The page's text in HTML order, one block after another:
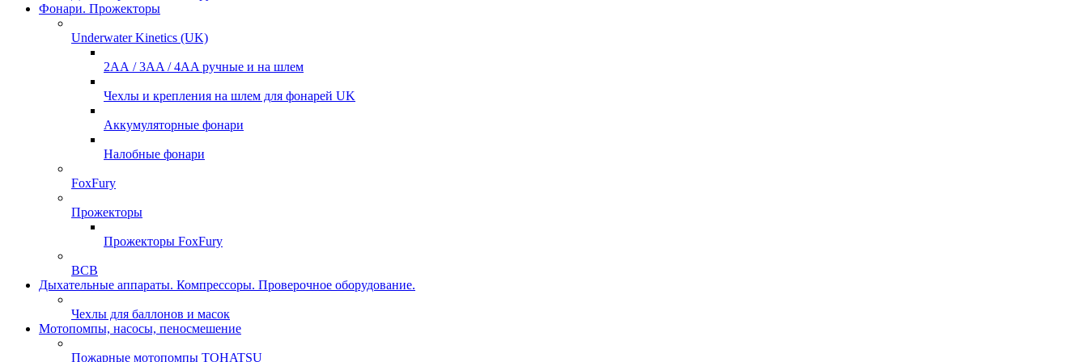
Фонари. Прожекторы
Underwater Kinetics (UK)
2АА / 3AA / 4AA ручные и на шлем
Чехлы и крепления на шлем для фонарей UK
Аккумуляторные фонари
Налобные фонари
FoxFury
Прожекторы
Прожекторы FoxFury
ВСВ
Дыхательные аппараты. Компрессоры. Проверочное оборудование.
Чехлы для баллонов и масок
Мотопомпы, насосы, пеносмешение
Пожарные мотопомпы TOHATSU